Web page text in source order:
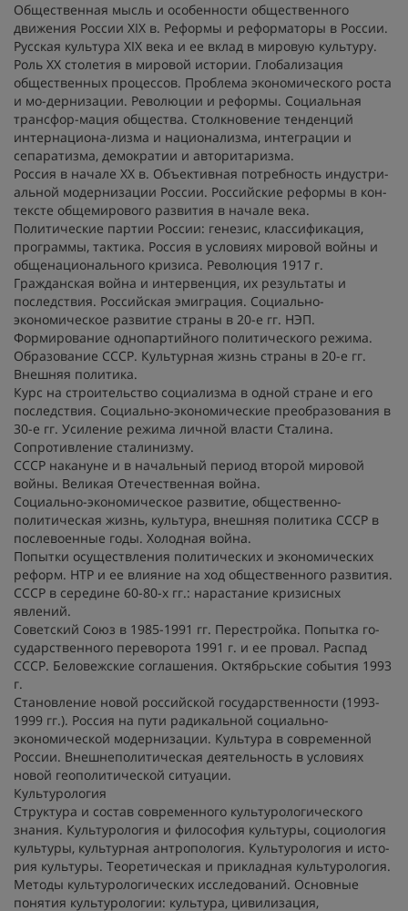
Общественная мысль и особенности общественного
движения России ХIХ в. Реформы и реформаторы в России.
Русская культура ХIХ века и ее вклад в мировую культуру.
Роль ХХ столетия в мировой истории. Глобализация
общественных процессов. Проблема экономического роста
и мо-дернизации. Революции и реформы. Социальная
трансфор-мация общества. Столкновение тенденций
интернациона-лизма и национализма, интеграции и
сепаратизма, демократии и авторитаризма.
Россия в начале ХХ в. Объективная потребность индустри-
альной модернизации России. Российские реформы в кон-
тексте общемирового развития в начале века.
Политические партии России: генезис, классификация,
программы, тактика. Россия в условиях мировой войны и
общенационального кризиса. Революция 1917 г.
Гражданская война и интервенция, их результаты и
последствия. Российская эмиграция. Социально-
экономическое развитие страны в 20-е гг. НЭП.
Формирование однопартийного политического режима.
Образование СССР. Культурная жизнь страны в 20-е гг.
Внешняя политика.
Курс на строительство социализма в одной стране и его
последствия. Социально-экономические преобразования в
30-е гг. Усиление режима личной власти Сталина.
Сопротивление сталинизму.
СССР накануне и в начальный период второй мировой
войны. Великая Отечественная война.
Социально-экономическое развитие, общественно-
политическая жизнь, культура, внешняя политика СССР в
послевоенные годы. Холодная война.
Попытки осуществления политических и экономических
реформ. НТР и ее влияние на ход общественного развития.
СССР в середине 60-80-х гг.: нарастание кризисных
явлений.
Советский Союз в 1985-1991 гг. Перестройка. Попытка го-
сударственного переворота 1991 г. и ее провал. Распад
СССР. Беловежские соглашения. Октябрьские события 1993
г.
Становление новой российской государственности (1993-
1999 гг.). Россия на пути радикальной социально-
экономической модернизации. Культура в современной
России. Внешнеполитическая деятельность в условиях
новой геополитической ситуации.
Культурология
Структура и состав современного культурологического
знания. Культурология и философия культуры, социология
культуры, культурная антропология. Культурология и исто-
рия культуры. Теоретическая и прикладная культурология.
Методы культурологических исследований. Основные
понятия культурологии: культура, цивилизация,